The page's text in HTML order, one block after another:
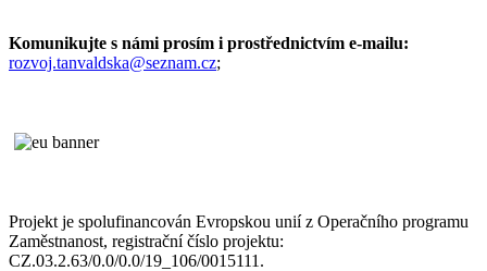
Komunikujte s námi prosím i prostřednictvím e-mailu:
rozvoj.tanvaldska@seznam.cz;
Projekt je spolufinancován Evropskou unií z Operačního programu
Zaměstnanost, registrační číslo projektu:
CZ.03.2.63/0.0/0.0/19_106/0015111.